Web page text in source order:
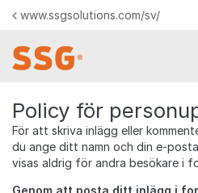
Hoppa till innehåll
www.ssgsolutions.com/sv/
Policy för
För att skriva inlägg eller
du ange ditt namn och din e-
visas aldrig för andra besökare i